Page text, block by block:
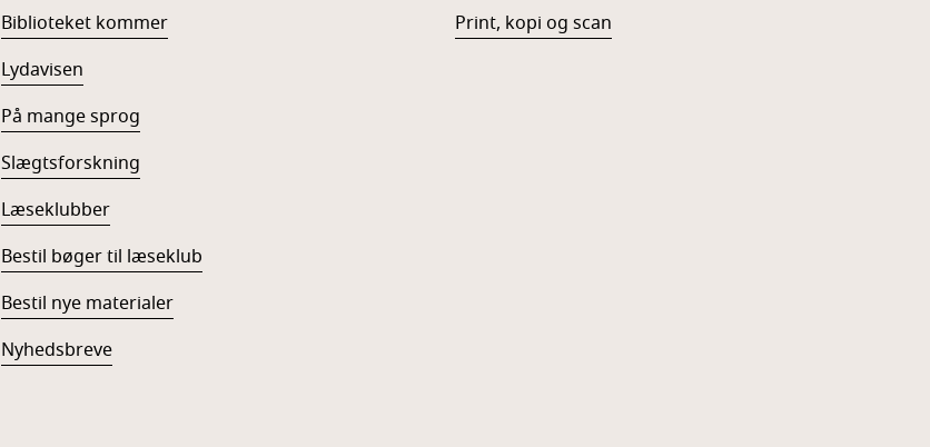
Biblioteket kommer
Lydavisen
På mange sprog
Slægtsforskning
Læseklubber
Bestil bøger til læseklub
Bestil nye materialer
Nyhedsbreve
Print, kopi og scan